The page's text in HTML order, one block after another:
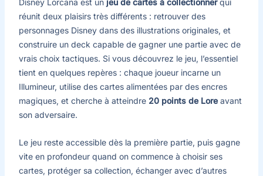
Disney Lorcana est un jeu de cartes à collectionnerqui
réunit deux plaisirs très différents : retrouver des
personnages Disney dans des illustrations originales, et
construire un deck capable de gagner une partie avec de
vrais choix tactiques. Si vous découvrez le jeu, l’essentiel
tient en quelques repères : chaque joueur incarne un
Illumineur, utilise des cartes alimentées par des encres
magiques, et cherche à atteindre 20 points de Loreavant
son adversaire.
Le jeu reste accessible dès la première partie, puis gagne
vite en profondeur quand on commence à choisir ses
cartes, protéger sa collection, échanger avec d’autres